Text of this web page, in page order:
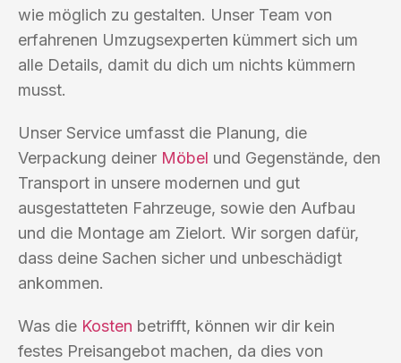
wie möglich zu gestalten. Unser Team von
erfahrenen Umzugsexperten kümmert sich um
alle Details, damit du dich um nichts kümmern
musst.
Unser Service umfasst die Planung, die
Verpackung deiner Möbel und Gegenstände, den
Transport in unsere modernen und gut
ausgestatteten Fahrzeuge, sowie den Aufbau
und die Montage am Zielort. Wir sorgen dafür,
dass deine Sachen sicher und unbeschädigt
ankommen.
Was die Kosten betrifft, können wir dir kein
festes Preisangebot machen, da dies von